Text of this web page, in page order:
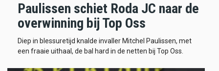
Paulissen schiet Roda JC naar de
overwinning bij Top Oss
Diep in blessuretijd knalde invaller Mitchel Paulissen, met
een fraaie uithaal, de bal hard in de netten bij Top Oss.